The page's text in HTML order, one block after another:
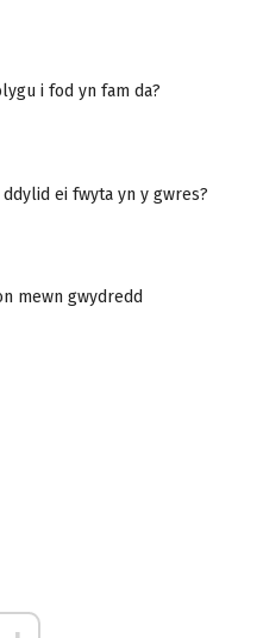
i fod yn fam da?
ddylid ei fwyta yn y gwres?
mewn gwydredd